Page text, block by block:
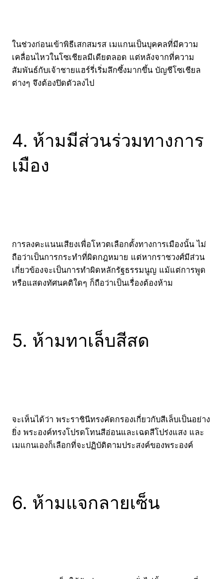
ในช่วงก่อนเข้าพิธีเสกสมรส เมแกนเป็นบุคคลที่มีความ
เคลื่อนไหวในโซเชียลมีเดียตลอด แต่หลังจากที่ความ
สัมพันธ์กับเจ้าชายแฮร์รี่เริ่มลึกซึ้งมากขึ้น บัญชีโซเชียล
ต่างๆ จึงต้องปิดตัวลงไป
4. ห้ามมีส่วนร่วมทางการ
เมือง
การลงคะแนนเสียงเพื่อโหวตเลือกตั้งทางการเมืองนั้น ไม่
ถือว่าเป็นการกระทำที่ผิดกฎหมาย แต่หากราชวงศ์มีส่วน
เกี่ยวข้องจะเป็นการทำผิดหลักรัฐธรรมนูญ แม้แต่การพูด
หรือแสดงทัศนคติใดๆ ก็ถือว่าเป็นเรื่องต้องห้าม
5. ห้ามทาเล็บสีสด
จะเห็นได้ว่า พระราชินีทรงคัดกรองเกี่ยวกับสีเล็บเป็นอย่าง
ยิ่ง พระองค์ทรงโปรดโทนสีอ่อนและเฉดสีโปร่งแสง และ
เมแกนเองก็เลือกที่จะปฏิบัติตามประสงค์ของพระองค์
6. ห้ามแจกลายเซ็น